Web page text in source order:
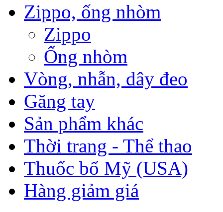
Zippo, ống nhòm
Zippo
Ống nhòm
Vòng, nhẫn, dây đeo
Găng tay
Sản phẩm khác
Thời trang - Thể thao
Thuốc bổ Mỹ (USA)
Hàng giảm giá